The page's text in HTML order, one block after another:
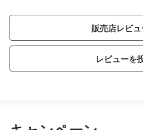
販売店レビ
レビューを